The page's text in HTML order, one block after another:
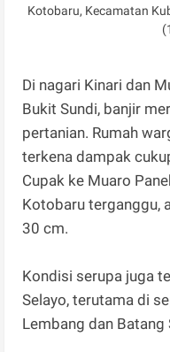
Kotobaru, Kecamatan
Di nagari Kinari dan
Bukit Sundi, banjir
pertanian. Rumah
terkena dampak
Cupak ke Muaro
Kotobaru terganggu,
30 cm.
Kondisi serupa juga
Selayo, terutama di
Lembang dan Batang